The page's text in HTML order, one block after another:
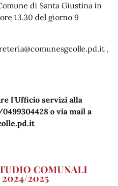
di Santa Giustina in
13.30 del giorno 9
,
l'Ufficio servizi alla
o via mail a